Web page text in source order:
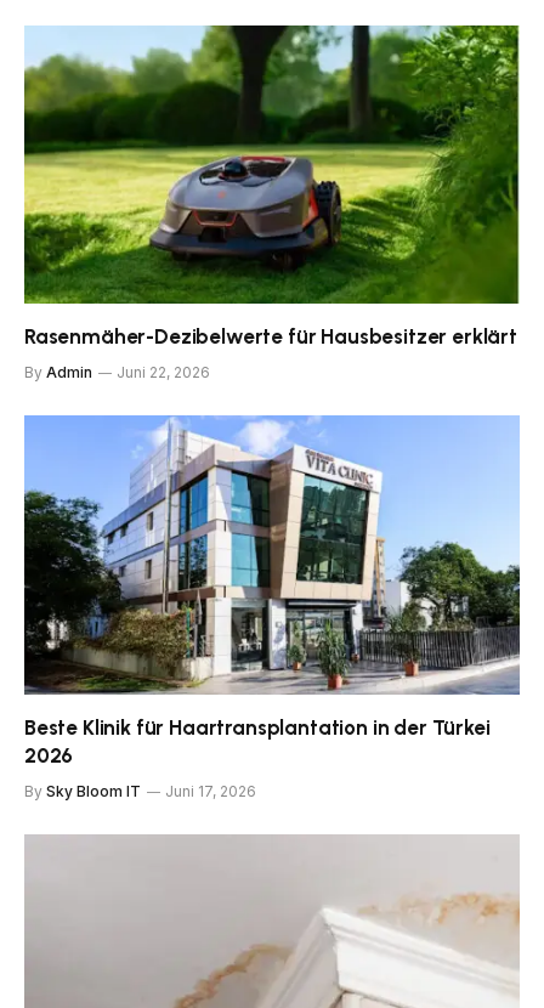
Rasenmäher-Dezibelwerte für Hausbesitzer erklärt
By Admin Juni 22, 2026
Beste Klinik für Haartransplantation in der Türkei
2026
By Sky Bloom IT Juni 17, 2026